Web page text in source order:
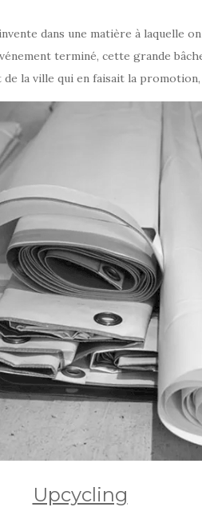
dans une matière à laquelle on
terminé, cette grande
la ville qui en faisait la
Upcycling